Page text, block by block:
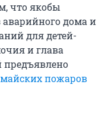
что якобы
дома и
для детей-
и глава
предъявлено
майских пожаров